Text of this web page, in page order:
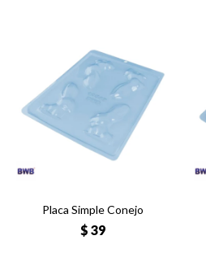
Placa Simple Conejo
$ 39